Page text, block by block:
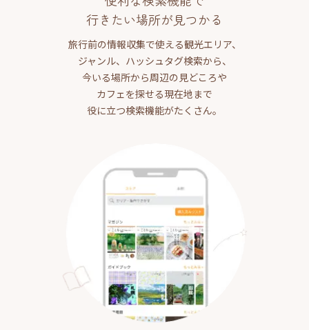
行きたい場所が見つかる
旅行前の情報収集で使える観光エリア、
ジャンル、ハッシュタグ検索から、
今いる場所から周辺の見どころや
カフェを探せる現在地まで
役に立つ検索機能がたくさん。